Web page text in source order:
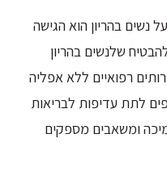
נשים בהריון הוא הגישה
שלנשים בהריון
רפואיים ללא אפליה
לתת עדיפות לבריאות
ומשאבים מספקים